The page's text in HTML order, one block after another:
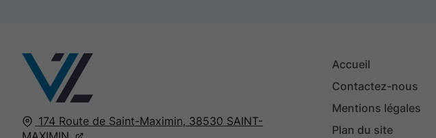
174 Route de Saint-Maximin, 38530 SAINT-
Accueil
Contactez-nous
Mentions légales
Plan du site